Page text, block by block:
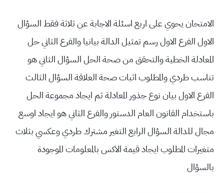
الامتحان يحوي على اربع اسئلة الاجابة عن ثلاثة فقط السؤال
الاول الفرع الاول رسم تمثيل الدالة بيانيا والفرع الثاني حل
المعادلة الخطية والتحقق من صحة الحل السؤال الثاني هو
تناسب طردي والمطلوب اثبات صحة العلاقة السؤال الثالث
الفرع الاول بيان نوع جذور المعادلة ثم ايجاد مجموعة الحل
باستخدام القانون العام الدستور والفرع الثاني هو ايجاد اوسع
مجال للدالة السؤال الرابع التغير مشترك طردي وعكسي بثلاث
متغيرات المطلوب ايجاد قيمة الاكس بالمعلومات الموجودة
بالسؤال